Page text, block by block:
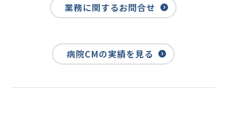
業務に関するお問合せ
病院CMの実績を見る